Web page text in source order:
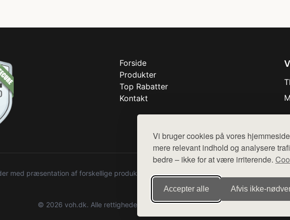
Vi bruger cookies på vores
mere relevant indhold og analysere
bedre – ikke for at være irriterende.
Accepter alle Afvis
Forside
Produkter
Top Rabatter
Kontakt
med præsentation af forskellige produkter fra diverse webshops. Der sælges ikke
© 2026 voh.dk. Alle rettigheder forbeholdes.